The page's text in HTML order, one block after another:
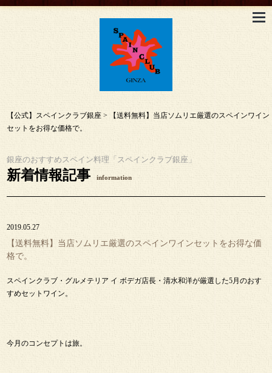
【公式】スペインクラブ銀座 >
【送料無料】当店ソムリエ厳選のスペインワイン
セットをお得な価格で。
銀座のおすすめスペイン料理「スペインクラブ銀座」
新着情報記事 information
2019.05.27
【送料無料】当店ソムリエ厳選のスペインワインセットをお得な価
格で。
スペインクラブ・グルメテリア イ ボデガ店長・清水和洋が厳選した5月のおす
すめセットワイン。
今月のコンセプトは旅。